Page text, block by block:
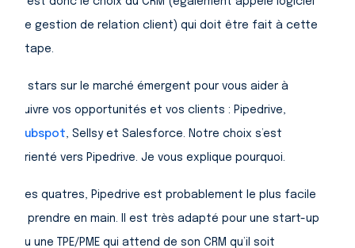
de gestion de relation client) qui doit être fait à cette
étape.
4 stars sur le marché émergent pour vous aider à
suivre vos opportunités et vos clients : Pipedrive,
Hubspot, Sellsy et Salesforce. Notre choix s’est
orienté vers Pipedrive. Je vous explique pourquoi.
Des quatres, Pipedrive est probablement le plus facile
à prendre en main. Il est très adapté pour une start-up
ou une TPE/PME qui attend de son CRM qu’il soit